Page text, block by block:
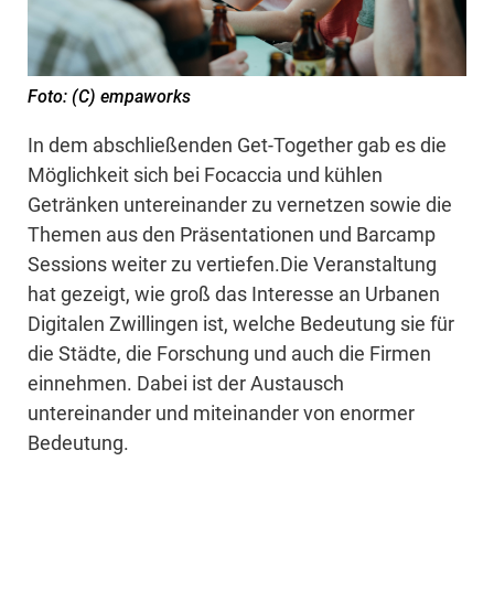
Foto: (C) empaworks
In dem abschließenden Get-Together gab es die
Möglichkeit sich bei Focaccia und kühlen
Getränken untereinander zu vernetzen sowie die
Themen aus den Präsentationen und Barcamp
Sessions weiter zu vertiefen.Die Veranstaltung
hat gezeigt, wie groß das Interesse an Urbanen
Digitalen Zwillingen ist, welche Bedeutung sie für
die Städte, die Forschung und auch die Firmen
einnehmen. Dabei ist der Austausch
untereinander und miteinander von enormer
Bedeutung.